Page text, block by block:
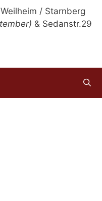
/ Starnberg
& Sedanstr.29